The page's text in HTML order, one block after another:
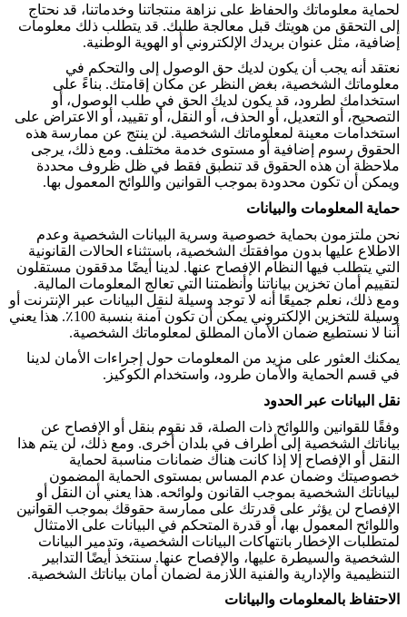
لحماية معلوماتك والحفاظ على نزاهة منتجاتنا وخدماتنا، قد نحتاج
إلى التحقق من هويتك قبل معالجة طلبك. قد يتطلب ذلك معلومات
إضافية، مثل عنوان بريدك الإلكتروني أو الهوية الوطنية.
نعتقد أنه يجب أن يكون لديك حق الوصول إلى والتحكم في
معلوماتك الشخصية، بغض النظر عن مكان إقامتك. بناءً على
استخدامك لطرود، قد يكون لديك الحق في طلب الوصول، أو
التصحيح، أو التعديل، أو الحذف، أو النقل، أو تقييد، أو الاعتراض على
استخدامات معينة لمعلوماتك الشخصية. لن ينتج عن ممارسة هذه
الحقوق رسوم إضافية أو مستوى خدمة مختلف. ومع ذلك، يرجى
ملاحظة أن هذه الحقوق قد تنطبق فقط في ظل ظروف محددة
ويمكن أن تكون محدودة بموجب القوانين واللوائح المعمول بها.
حماية المعلومات والبيانات
نحن ملتزمون بحماية خصوصية وسرية البيانات الشخصية وعدم
الاطلاع عليها بدون موافقتك الشخصية، باستثناء الحالات القانونية
التي يتطلب فيها النظام الإفصاح عنها. لدينا أيضًا مدققون مستقلون
لتقييم أمان تخزين بياناتنا وأنظمتنا التي تعالج المعلومات المالية.
ومع ذلك، نعلم جميعًا أنه لا توجد وسيلة لنقل البيانات عبر الإنترنت أو
وسيلة للتخزين الإلكتروني يمكن أن تكون آمنة بنسبة 100٪. هذا يعني
أننا لا نستطيع ضمان الأمان المطلق لمعلوماتك الشخصية.
يمكنك العثور على مزيد من المعلومات حول إجراءات الأمان لدينا
في قسم الحماية والأمان طرود، واستخدام الكوكيز .
نقل البيانات عبر الحدود
وفقًا للقوانين واللوائح ذات الصلة، قد نقوم بنقل أو الإفصاح عن
بياناتك الشخصية إلى أطراف في بلدان أخرى. ومع ذلك، لن يتم هذا
النقل أو الإفصاح إلا إذا كانت هناك ضمانات مناسبة لحماية
خصوصيتك وضمان عدم المساس بمستوى الحماية المضمون
لبياناتك الشخصية بموجب القانون ولوائحه. هذا يعني أن النقل أو
الإفصاح لن يؤثر على قدرتك على ممارسة حقوقك بموجب القوانين
واللوائح المعمول بها، أو قدرة المتحكم في البيانات على الامتثال
لمتطلبات الإخطار بانتهاكات البيانات الشخصية، وتدمير البيانات
الشخصية والسيطرة عليها، والإفصاح عنها. سنتخذ أيضًا التدابير
التنظيمية والإدارية والفنية اللازمة لضمان أمان بياناتك الشخصية.
الاحتفاظ بالمعلومات والبيانات